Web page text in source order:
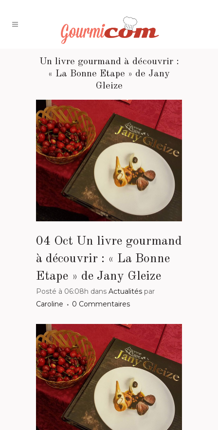
Un livre gourmand à découvrir :
« La Bonne Etape » de Jany
Gleize
04 Oct Un livre gourmand
à découvrir : « La Bonne
Etape » de Jany Gleize
Posté à 06:08h dans Actualités par
Caroline
0 Commentaires